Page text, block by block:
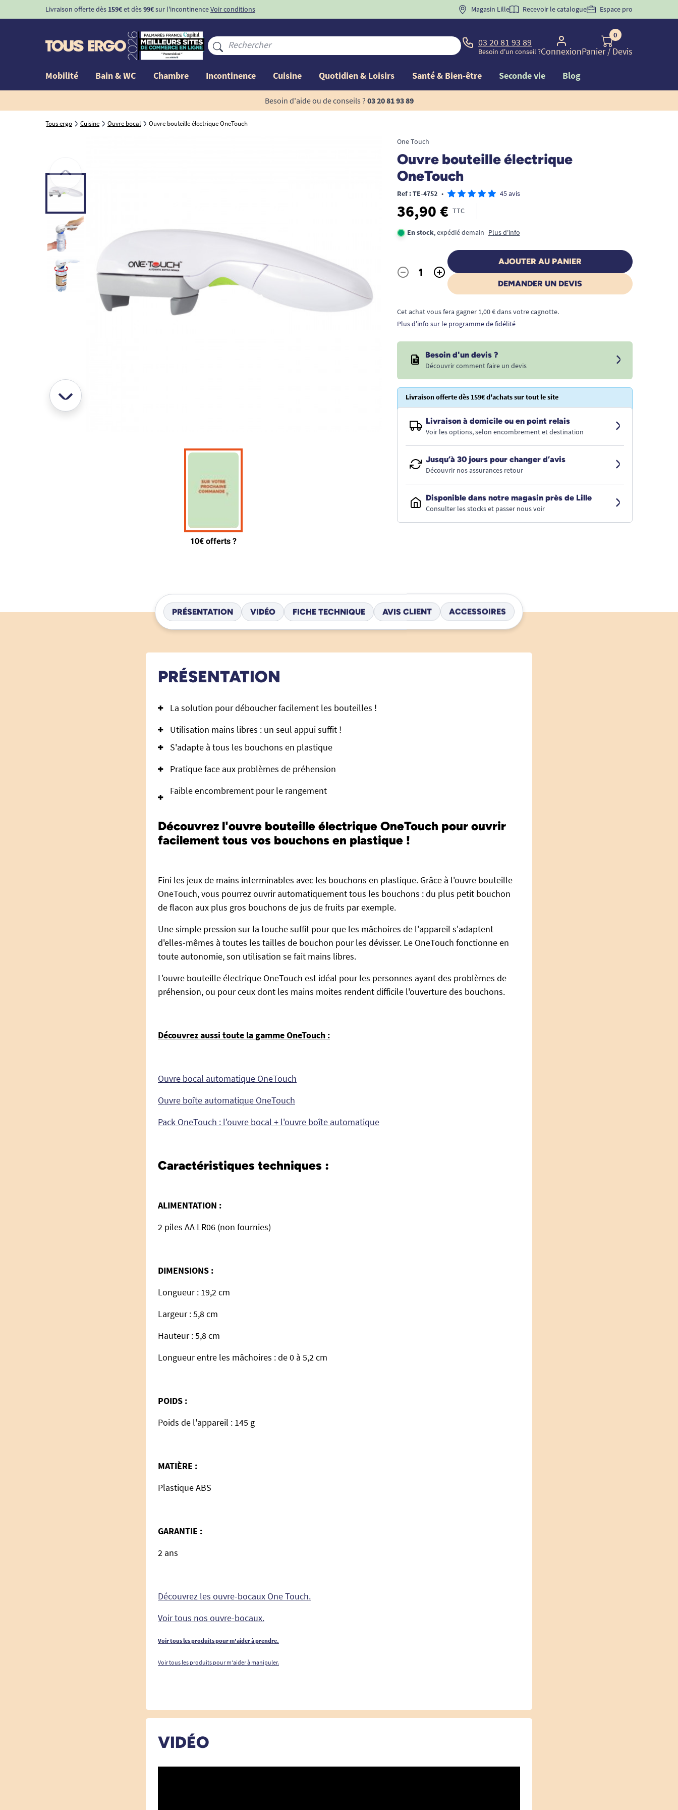
Livraison offerte dès 159€et dès99€sur l'incontinenceVoir conditions BIENVENUE" pourla 1ère commande d'incontinence
Magasin Lille Recevoir le catalogue Espace pro
03 20 81 93 89
Besoin d'un conseil ?Connexion
0
Panier/ Devis
Mobilité Bain & WC Chambre Incontinence Cuisine Quotidien & Loisirs Santé & Bien-être Seconde vie Blog
Besoin d'aide ou de conseils ? 03 20 81 93 89
Tous ergo Cuisine Ouvre bocal Ouvre bouteille électrique OneTouch
One Touch
Ouvre bouteille électrique
OneTouch
Ref : TE-4752 • 45 avis
36,90 € TTC
En stock, expédié demain Plus d'info
Quantité
- +
AJOUTER AU PANIER
DEMANDER UN DEVIS
Cet achat vous fera gagner 1,00 € dans votre cagnotte.
Plus d'info sur le programme de fidélité
Besoin d'un devis ?
Découvrir comment faire un devis
Livraison offerte dès 159€ d'achats sur tout le site
Livraison à domicile ou en point relais
Voir les options, selon encombrement et destination
Jusqu’à 30 jours pour changer d’avis
Découvrir nos assurances retour
Disponible dans notre magasin près de Lille
Consulter les stocks et passer nous voir
PRÉSENTATION VIDÉO FICHE TECHNIQUE AVIS CLIENT ACCESSOIRES
PRÉSENTATION
La solution pour déboucher facilement les bouteilles !
Utilisation mains libres : un seul appui suffit !
S'adapte à tous les bouchons en plastique
Pratique face aux problèmes de préhension
Faible encombrement pour le rangement
Découvrez l'ouvre bouteille électrique OneTouch pour ouvrir
facilement tous vos bouchons en plastique !
Fini les jeux de mains interminables avec les bouchons en plastique. Grâce à l'ouvre bouteille
OneTouch, vous pourrez ouvrir automatiquement tous les bouchons : du plus petit bouchon
de flacon aux plus gros bouchons de jus de fruits par exemple.
Une simple pression sur la touche suffit pour que les mâchoires de l'appareil s'adaptent
d'elles-mêmes à toutes les tailles de bouchon pour les dévisser. Le OneTouch fonctionne en
toute autonomie, son utilisation se fait mains libres.
L'ouvre bouteille électrique OneTouch est idéal pour les personnes ayant des problèmes de
préhension, ou pour ceux dont les mains moites rendent difficile l'ouverture des bouchons.
Découvrez aussi toute la gamme OneTouch :
Ouvre bocal automatique OneTouch
Ouvre boîte automatique OneTouch
Pack OneTouch : l'ouvre bocal + l'ouvre boîte automatique
Caractéristiques techniques :
ALIMENTATION :
2 piles AA LR06 (non fournies)
DIMENSIONS :
Longueur : 19,2 cm
Largeur : 5,8 cm
Hauteur : 5,8 cm
Longueur entre les mâchoires : de 0 à 5,2 cm
POIDS :
Poids de l'appareil : 145 g
MATIÈRE :
Plastique ABS
GARANTIE :
2 ans
Découvrez les ouvre-bocaux One Touch.
Voir tous nos ouvre-bocaux.
Voir tous les produits pour m'aider à prendre.
Voir tous les produits pour m'aider à manipuler.
VIDÉO